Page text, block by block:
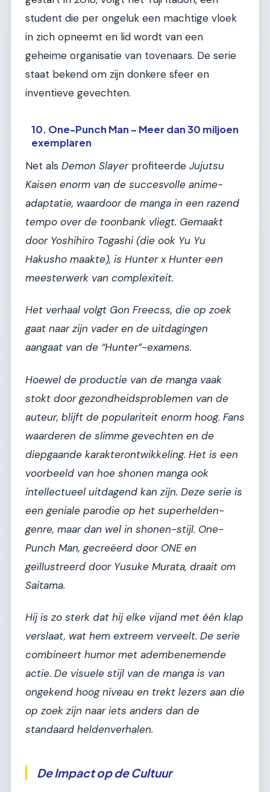
student die per ongeluk een machtige vloek
in zich opneemt en lid wordt van een
geheime organisatie van tovenaars. De serie
staat bekend om zijn donkere sfeer en
inventieve gevechten.
10. One-Punch Man – Meer dan 30 miljoen
exemplaren
Net als Demon Slayerprofiteerde Jujutsu
Kaisen enorm van de succesvolle anime-
adaptatie, waardoor de manga in een razend
tempo over de toonbank vliegt. Gemaakt
door Yoshihiro Togashi (die ook Yu Yu
Hakusho maakte), is Hunter x Huntereen
meesterwerk van complexiteit.
Het verhaal volgt Gon Freecss, die op zoek
gaat naar zijn vader en de uitdagingen
aangaat van de “Hunter”-examens.
Hoewel de productie van de manga vaak
stokt door gezondheidsproblemen van de
auteur, blijft de populariteit enorm hoog. Fans
waarderen de slimme gevechten en de
diepgaande karakterontwikkeling. Het is een
voorbeeld van hoe shonen manga ook
intellectueel uitdagend kan zijn. Deze serie is
een geniale parodie op het superhelden-
genre, maar dan wel in shonen-stijl. One-
Punch Man, gecreëerd door ONE en
geïllustreerd door Yusuke Murata, draait om
Saitama.
Hij is zo sterk dat hij elke vijand met één klap
verslaat, wat hem extreem verveelt. De serie
combineert humor met adembenemende
actie. De visuele stijl van de manga is van
ongekend hoog niveau en trekt lezers aan die
op zoek zijn naar iets anders dan de
standaard heldenverhalen.
De Impact op de Cultuur